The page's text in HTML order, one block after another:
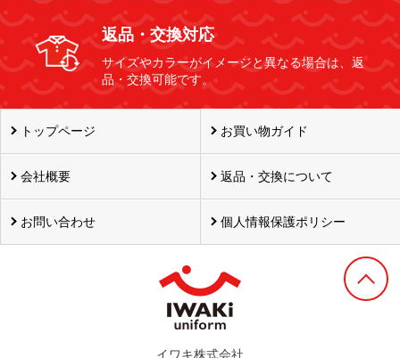
返品・交換対応
サイズやカラーがイメージと異なる場合は、返
品・交換可能です。
トップページ お買い物ガイド
会社概要 返品・交換について
お問い合わせ 個人情報保護ポリシー
イワキ株式会社